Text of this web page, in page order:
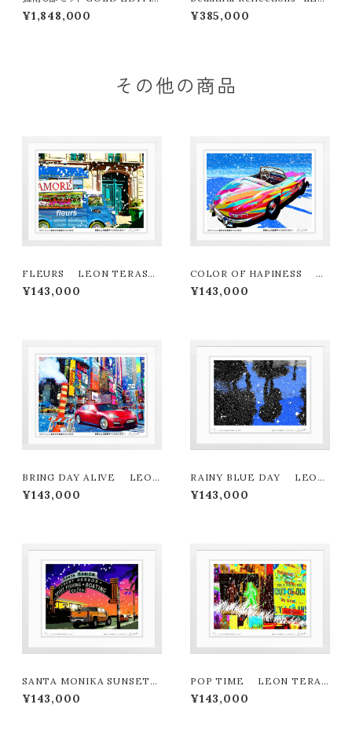
N LEON TERASHIMA版画
作品11作限定 ウメキタホクシギ
¥1,848,000
N TERASHIMA版画作品77作
限定（オンライン限定特典付き作
¥385,000
その他の商品
FLEURS LEON TERASHI
MA版画作品180作限定
¥143,000
COLOR OF HAPINESS L
EON TERASHIMA版画作品1
80作限定
¥143,000
BRING DAY ALIVE LEON
TERASHIMA版画作品180作
限定
¥143,000
RAINY BLUE DAY LEON
TERASHIMA版画作品180作
限定
¥143,000
SANTA MONIKA SUNSET
LEON TERASHIMA版画作
品180作限定
¥143,000
POP TIME LEON TERAS
HIMA版画作品180作限定
¥143,000